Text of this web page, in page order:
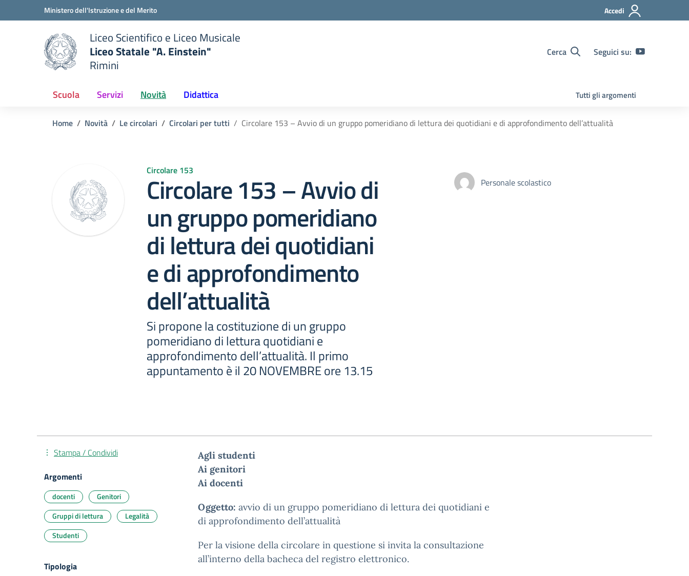
Vai ai contenuti
Vai al menu di navigazioneMinistero dell'Istruzione e del Merito Accedi
scuola
Liceo Scientifico e Liceo Musicale
Liceo Statale "A. Einstein"
Rimini
Cerca Seguici su:
Scuola Servizi Novità Didattica Tutti gli argomenti
Home Novità Le circolari Circolari per tutti Circolare 153 – Avvio di un gruppo pomeridiano di lettura dei quotidiani e di approfondimento dell’attualità
Circolare 153
Circolare 153 – Avvio di
un gruppo pomeridiano
di lettura dei quotidiani
e di approfondimento
dell’attualità
Si propone la costituzione di un gruppo
pomeridiano di lettura quotidiani e
approfondimento dell’attualità. Il primo
appuntamento è il 20 NOVEMBRE ore 13.15
Personale scolastico
Agli studenti
Ai genitori
Ai docenti
Oggetto: avvio di un gruppo pomeridiano di lettura dei quotidiani e
di approfondimento dell’attualità
Per la visione della circolare in questione si invita la consultazione
all’interno della bacheca del registro elettronico.
Stampa / Condividi
Argomenti
docenti
Genitori
Gruppi di lettura
Legalità
Studenti
Tipologia